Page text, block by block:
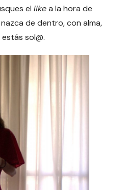
ellikea la hora de
de dentro, con alma,
sol@.